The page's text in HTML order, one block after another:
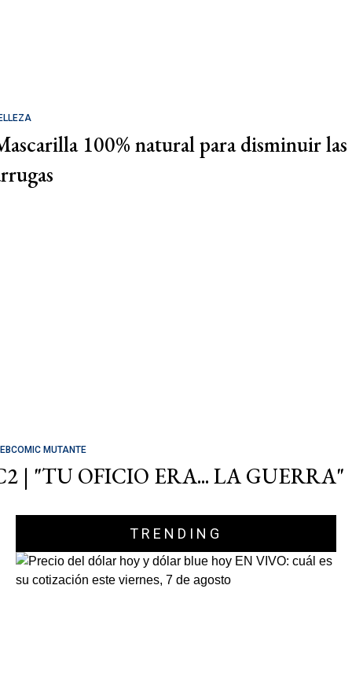
100% natural para disminuir las
MUTANTE
| "TU OFICIO ERA... LA GUERRA"
TRENDING